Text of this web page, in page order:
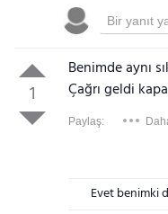
1
Benimde aynı
Çağrı geldi
Paylaş:
Evet benimki